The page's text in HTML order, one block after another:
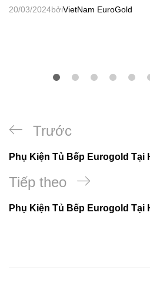
20/03/2024bởiVietNam EuroGold
Điều
bài
viết
Previous
Post
Trước
Phụ Kiện Tủ Bếp Eurogold Tại
Bài
tiếp
Tiếp theo
Phụ Kiện Tủ Bếp Eurogold Tại